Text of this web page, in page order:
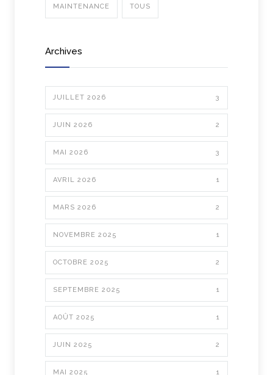
MAINTENANCE TOUS
Archives
JUILLET 2026 3
JUIN 2026 2
MAI 2026 3
AVRIL 2026 1
MARS 2026 2
NOVEMBRE 2025 1
OCTOBRE 2025 2
SEPTEMBRE 2025 1
AOÛT 2025 1
JUIN 2025 2
MAI 2025 1